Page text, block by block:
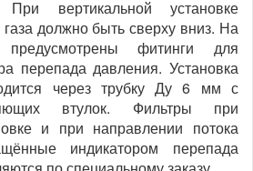
вертикальной установке
должно быть сверху вниз. На
фитинги для
перепада давления. Установка
через трубку Ду 6 мм с
втулок. Фильтры при
и при направлении потока
индикатором перепада